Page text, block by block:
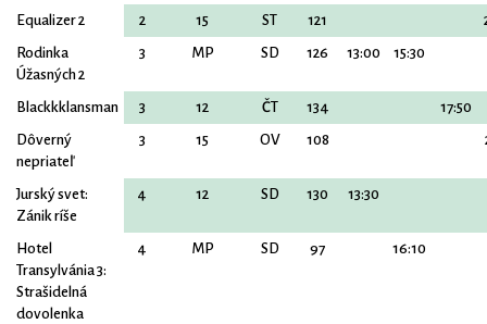
Equalizer 2 2 15 ST 121
Rodinka
Úžasných 2
3 MP SD 126 13:00 15:30
Blackkklansman 3 12 ČT 134
17:50
Dôverný
nepriateľ
3 15 OV 108
Jurský svet:
Zánik ríše
4 12 SD 130 13:30
Hotel
Transylvánia 3:
Strašidelná
dovolenka
4 MP SD 97 16:10